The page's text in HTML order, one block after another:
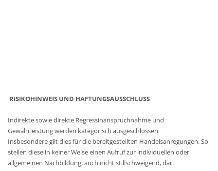
RISIKOHINWEIS UND HAFTUNGSAUSSCHLUSS
Indirekte sowie direkte Regressinanspruchnahme und
Gewährleistung werden kategorisch ausgeschlossen.
Insbesondere gilt dies für die bereitgestellten Handelsanregungen. So
stellen diese in keiner Weise einen Aufruf zur individuellen oder
allgemeinen Nachbildung, auch nicht stillschweigend, dar.